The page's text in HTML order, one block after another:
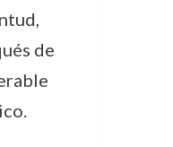
de